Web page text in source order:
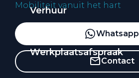
Verhuur
Vestigingen
Werkplaatsafspraak
Mobiliteit vanuit het hart
Whatsapp
Contact